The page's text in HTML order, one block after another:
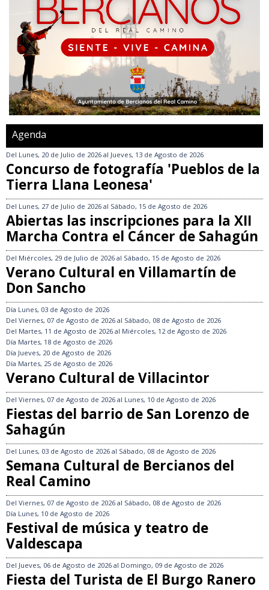
Agenda
Del Lunes, 20 de Julio de 2026 al Jueves, 13 de Agosto de 2026
Concurso de fotografía 'Pueblos de la
Tierra Llana Leonesa'
Del Lunes, 27 de Julio de 2026 al Sábado, 15 de Agosto de 2026
Abiertas las inscripciones para la XII
Marcha Contra el Cáncer de Sahagún
Del Miércoles, 29 de Julio de 2026 al Sábado, 15 de Agosto de 2026
Verano Cultural en Villamartín de
Don Sancho
Día Lunes, 03 de Agosto de 2026
Del Viernes, 07 de Agosto de 2026 al Sábado, 08 de Agosto de 2026
Del Martes, 11 de Agosto de 2026 al Miércoles, 12 de Agosto de 2026
Día Martes, 18 de Agosto de 2026
Día Jueves, 20 de Agosto de 2026
Día Martes, 25 de Agosto de 2026
Verano Cultural de Villacintor
Del Viernes, 07 de Agosto de 2026 al Lunes, 10 de Agosto de 2026
Fiestas del barrio de San Lorenzo de
Sahagún
Del Lunes, 03 de Agosto de 2026 al Sábado, 08 de Agosto de 2026
Semana Cultural de Bercianos del
Real Camino
Del Viernes, 07 de Agosto de 2026 al Sábado, 08 de Agosto de 2026
Día Lunes, 10 de Agosto de 2026
Festival de música y teatro de
Valdescapa
Del Jueves, 06 de Agosto de 2026 al Domingo, 09 de Agosto de 2026
Fiesta del Turista de El Burgo Ranero